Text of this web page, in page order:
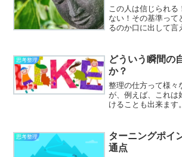
この人は信じられ
ない！その基準って
るのか口に出して言
の答えに対してシン
くれる人か奪う人
思考整理
どういう瞬間の
か？
整理の仕方って様々
が、例えば、これは
けることも出来ます
ないかと思います
事で、この瞬間の自
思考整理
ターニングポイ
通点